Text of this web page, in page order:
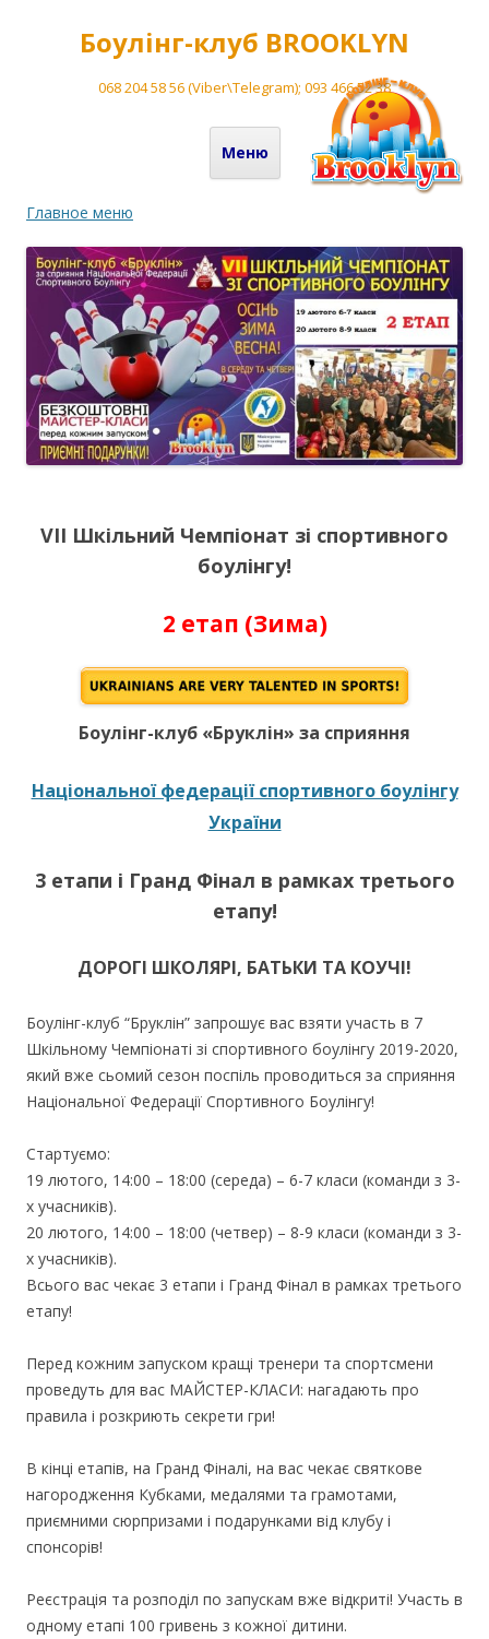
Боулінг-клуб BROOKLYN
068 204 58 56 (Viber\Telegram); 093 466 52 38
Меню
Перейти до вмісту
Главное меню
VІI Шкільний Чемпіонат зі спортивного
боулінгу!
2 етап (Зима)
Боулінг-клуб «Бруклін» за сприяння
Національної федерації спортивного боулінгу
України
3 етапи і Гранд Фінал в рамках третього
етапу!
ДОРОГІ ШКОЛЯРІ, БАТЬКИ ТА КОУЧІ!
Боулінг-клуб “Бруклін” запрошує вас взяти участь в 7
Шкільному Чемпіонаті зі спортивного боулінгу 2019-2020,
який вже сьомий сезон поспіль проводиться за сприяння
Національної Федерації Спортивного Боулінгу!
Стартуємо:
19 лютого, 14:00 – 18:00 (середа) – 6-7 класи (команди з 3-
х учасників).
20 лютого, 14:00 – 18:00 (четвер) – 8-9 класи (команди з 3-
х учасників).
Всього вас чекає 3 етапи і Гранд Фінал в рамках третього
етапу!
Перед кожним запуском кращі тренери та спортсмени
проведуть для вас МАЙСТЕР-КЛАСИ: нагадають про
правила і розкриють секрети гри!
В кінці етапів, на Гранд Фіналі, на вас чекає святкове
нагородження Кубками, медалями та грамотами,
приємними сюрпризами і подарунками від клубу і
спонсорів!
Реєстрація та розподіл по запускам вже відкриті! Участь в
одному етапі 100 гривень з кожної дитини.